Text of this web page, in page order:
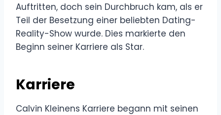
Auftritten, doch sein Durchbruch kam, als er
Teil der Besetzung einer beliebten Dating-
Reality-Show wurde. Dies markierte den
Beginn seiner Karriere als Star.
Karriere
Calvin Kleinens Karriere begann mit seinen